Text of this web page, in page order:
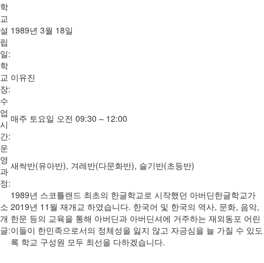
학
교
설
립
일:
1989년 3월 18일
학
교
장:
이유진
수
업
시
간:
매주 토요일 오전 09:30 – 12:00
운
영
과
정:
새싹반(유아반), 겨레반(다문화반), 슬기반(초등반)
소
개
글:
1989년 스코틀랜드 최초의 한글학교로 시작했던 아버딘한글학교가
2019년 11월 재개교 하였습니다. 한국어 및 한국의 역사, 문화, 음악,
한문 등의 교육을 통해 아버딘과 아버딘셔에 거주하는 재외동포 어린
이들이 한민족으로서의 정체성을 잃지 않고 자긍심을 늘 가질 수 있도
록 학교 구성원 모두 최선을 다하겠습니다.